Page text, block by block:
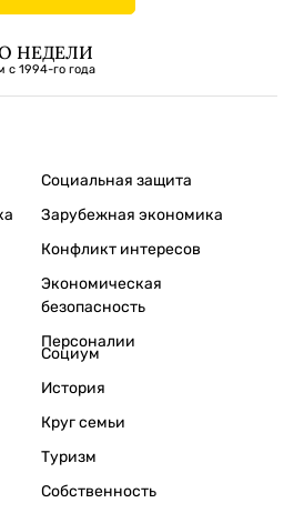
НЕДЕЛИ
с 1994-го года
Социальная защита
Зарубежная экономика
Конфликт интересов
Экономическая
безопасность
Персоналии
Социум
История
Круг семьи
Туризм
Собственность